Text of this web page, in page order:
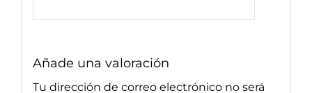
Añade una valoración
Tu dirección de correo electrónico no será